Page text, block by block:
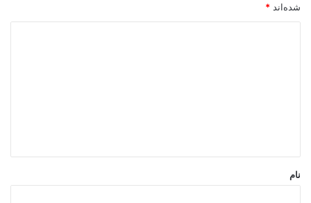
شده‌اند *
*
نام